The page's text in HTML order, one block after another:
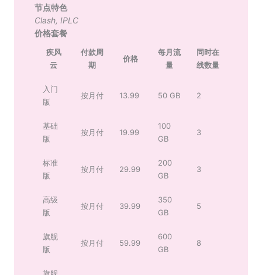
节点特色
Clash, IPLC
价格套餐
疾风
云
付款周
期
价格
每月流
量
同时在
线数量
入门
版
按月付 13.99 50 GB 2
基础
版
按月付 19.99
100
GB
3
标准
版
按月付 29.99
200
GB
3
高级
版
按月付 39.99
350
GB
5
旗舰
版
按月付 59.99
600
GB
8
旗舰